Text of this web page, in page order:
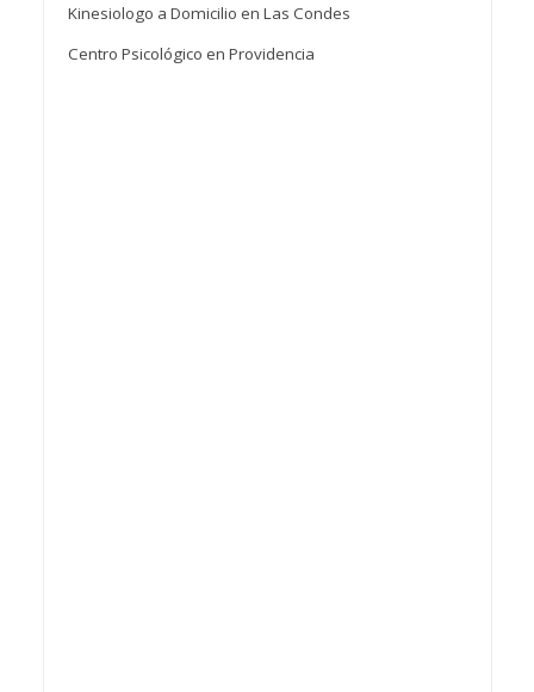
Kinesiologo a Domicilio en Las Condes
Centro Psicológico en Providencia